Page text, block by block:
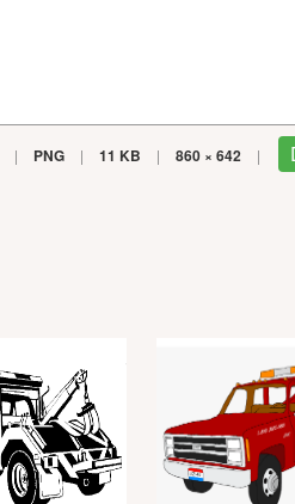
| PNG | 11 KB | 860 × 642 |